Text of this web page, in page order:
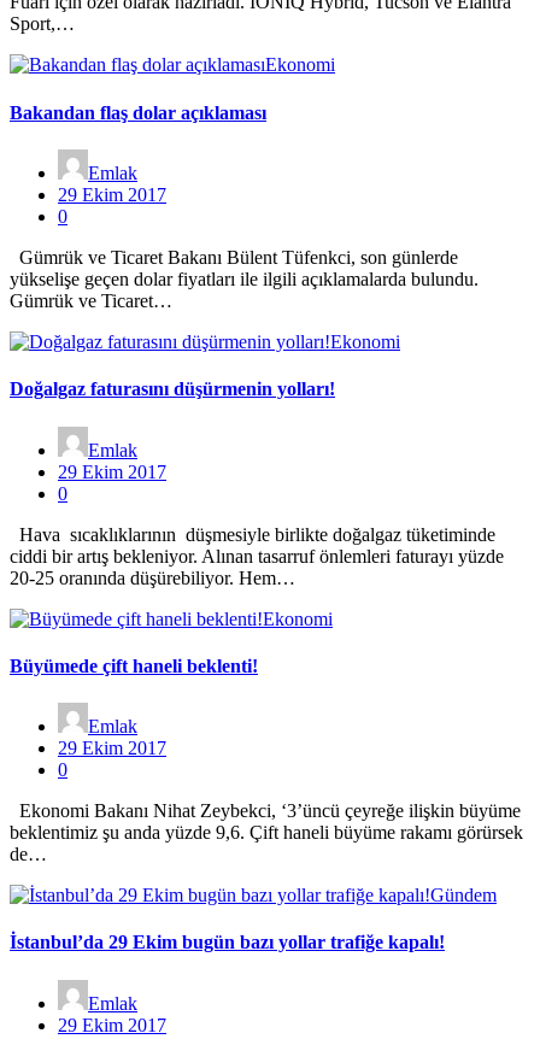
Sport,…
Ekonomi
Bakandan flaş dolar açıklaması
Emlak
29 Ekim 2017
0
Gümrük ve Ticaret Bakanı Bülent Tüfenkci, son günlerde
yükselişe geçen dolar fiyatları ile ilgili açıklamalarda bulundu.
Gümrük ve Ticaret…
Ekonomi
Doğalgaz faturasını düşürmenin yolları!
Emlak
29 Ekim 2017
0
Hava sıcaklıklarının düşmesiyle birlikte doğalgaz tüketiminde
ciddi bir artış bekleniyor. Alınan tasarruf önlemleri faturayı yüzde
20-25 oranında düşürebiliyor. Hem…
Ekonomi
Büyümede çift haneli beklenti!
Emlak
29 Ekim 2017
0
Ekonomi Bakanı Nihat Zeybekci, ‘3’üncü çeyreğe ilişkin büyüme
beklentimiz şu anda yüzde 9,6. Çift haneli büyüme rakamı görürsek
de…
Gündem
İstanbul’da 29 Ekim bugün bazı yollar trafiğe kapalı!
Emlak
29 Ekim 2017